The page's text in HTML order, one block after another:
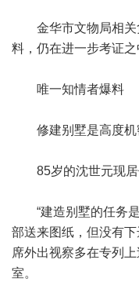
金华市文物局相关
料，仍在进一步考证之
唯一知情者爆料
修建别墅是高度机
85岁的沈世元现居
“建造别墅的任务是
部送来图纸，但没有
席外出视察多在专列
室。